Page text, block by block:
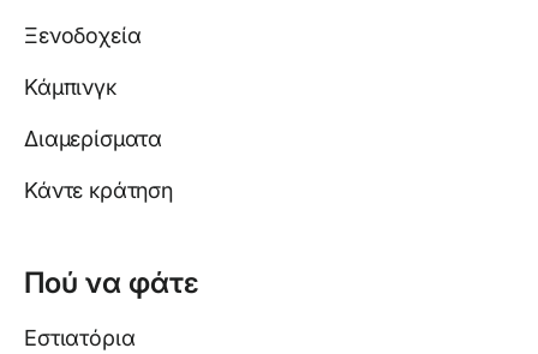
Ξενοδοχεία
Κάμπινγκ
Διαμερίσματα
Κάντε κράτηση
Πού να φάτε
Εστιατόρια